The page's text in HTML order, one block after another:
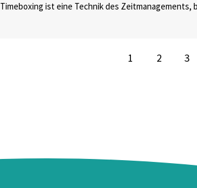
Timeboxing ist eine Technik des
1 2 3